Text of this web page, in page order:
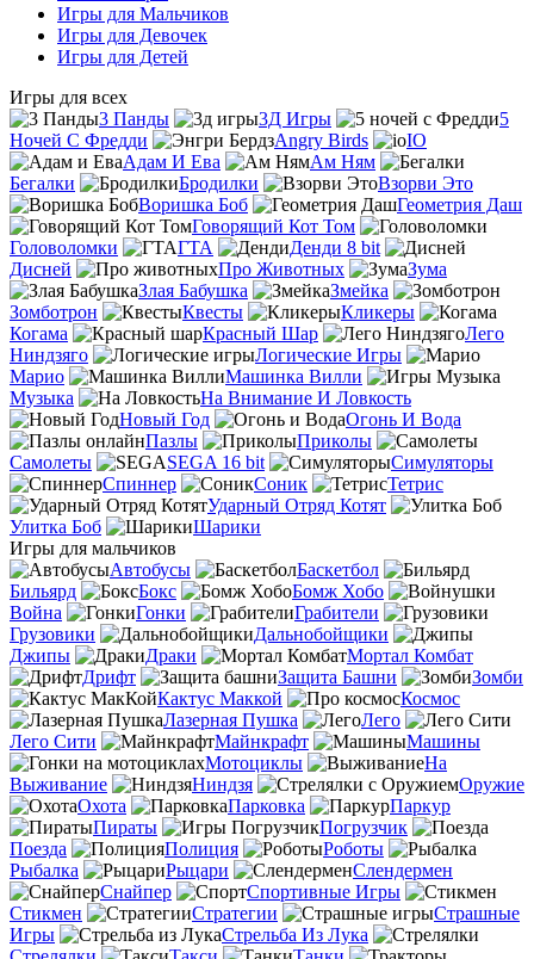
Игры для Мальчиков
Игры для Девочек
Игры для Детей
Игры для всех
3 Панды
3Д Игры
5
Ночей С Фредди
Angry Birds
IO
Адам И Ева
Ам Ням
Бегалки
Бродилки
Взорви Это
Воришка Боб
Геометрия Даш
Говорящий Кот Том
Головоломки
ГТА
Денди 8 bit
Дисней
Про Животных
Зума
Злая Бабушка
Змейка
Зомботрон
Квесты
Кликеры
Когама
Красный Шар
Лего
Ниндзяго
Логические Игры
Марио
Машинка Вилли
Музыка
На Внимание И Ловкость
Новый Год
Огонь И Вода
Пазлы
Приколы
Самолеты
SEGA 16 bit
Симуляторы
Спиннер
Соник
Тетрис
Ударный Отряд Котят
Улитка Боб
Шарики
Игры для мальчиков
Автобусы
Баскетбол
Бильярд
Бокс
Бомж Хобо
Война
Гонки
Грабители
Грузовики
Дальнобойщики
Джипы
Драки
Мортал Комбат
Дрифт
Защита Башни
Зомби
Кактус Маккой
Космос
Лазерная Пушка
Лего
Лего Сити
Майнкрафт
Машины
Мотоциклы
На
Выживание
Ниндзя
Оружие
Охота
Парковка
Паркур
Пираты
Погрузчик
Поезда
Полиция
Роботы
Рыбалка
Рыцари
Слендермен
Снайпер
Спортивные Игры
Стикмен
Стратегии
Страшные
Игры
Стрельба Из Лука